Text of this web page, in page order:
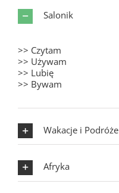
Salonik
>> Czytam
>> Używam
>> Lubię
>> Bywam
Wakacje i Podróże
Afryka